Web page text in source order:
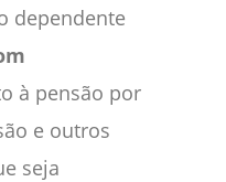
dependente
à pensão por
e outros
seja